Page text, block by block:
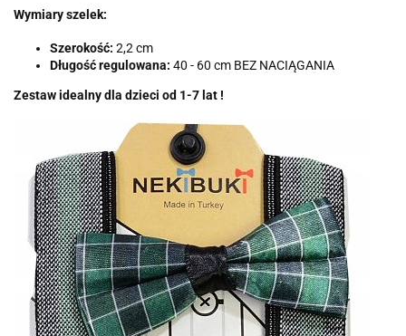
Wymiary szelek:
Szerokość: 2,2 cm
Długość regulowana: 40 - 60 cm BEZ NACIĄGANIA
Zestaw idealny dla dzieci od 1-7 lat !